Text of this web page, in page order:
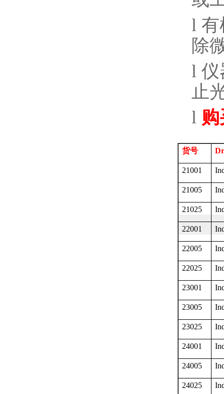
l 有
除
l 仪
止
l
货号
21001
21005
21025
22001
22005
22025
23001
23005
23025
24001
24005
24025